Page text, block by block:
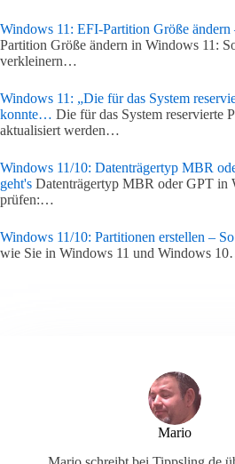
Windows 11: EFI-Partition Größe ändern
Partition Größe ändern in Windows 11:
verkleinern…
Windows 11: „Die für das System
konnte… Die für das System reservierte
aktualisiert werden…
Windows 11/10: Datenträgertyp MBR
geht's Datenträgertyp MBR oder GPT in
prüfen:…
Windows 11/10: Partitionen erstellen –
wie Sie in Windows 11 und Windows
Mario